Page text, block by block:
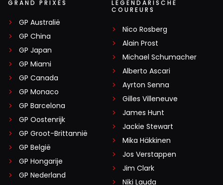
GRAND PRIXES
GP Australië
GP China
GP Japan
GP Miami
GP Canada
GP Monaco
GP Barcelona
GP Oostenrijk
GP Groot-Brittannië
GP België
GP Hongarije
GP Nederland
LEGENDARISCHE
COUREURS
Nico Rosberg
Alain Prost
Michael Schumacher
Alberto Ascari
Ayrton Senna
Gilles Villeneuve
James Hunt
Jackie Stewart
Mika Häkkinen
Jos Verstappen
Jim Clark
Niki Lauda